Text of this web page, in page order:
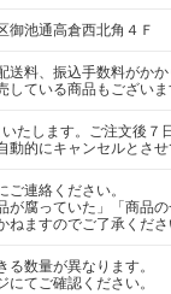
御池通高倉西北角４Ｆ
送料、振込手数料がかか
している商品もござい
たします。ご注文後
動的にキャンセルとさせ
ご連絡ください。
が腐っていた」「商品
ねますのでご了承くださ
る数量が異なります。
にてご確認ください。